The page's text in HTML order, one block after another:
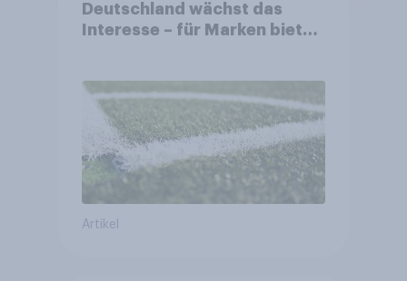
Deutschland wächst das
Interesse – für Marken bietet
Artikel